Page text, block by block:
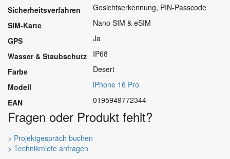
Sicherheitsverfahren
Gesichtserkennung, PIN-Passcode
SIM-Karte
Nano SIM & eSIM
GPS
Ja
Wasser & Staubschutz
IP68
Farbe
Desert
Modell
iPhone 16 Pro
EAN
0195949772344
Fragen oder Produkt fehlt?
> Projektgespräch buchen
> Technikmiete anfragen